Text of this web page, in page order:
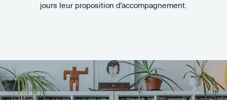
jours leur proposition d'accompagnement.